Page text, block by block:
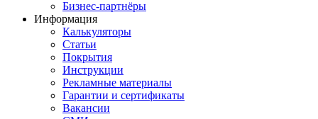
Бизнес-партнёры
Информация
Калькуляторы
Статьи
Покрытия
Инструкции
Рекламные материалы
Гарантии и сертификаты
Вакансии